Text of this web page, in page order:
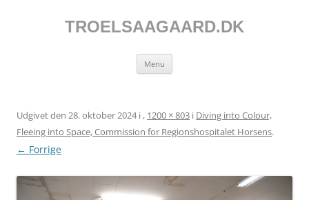
TROELSAAGAARD.DK
Menu
Udgivet den 28. oktober 2024i , 1200 × 803 i Diving into Colour,
Fleeing into Space, Commission for Regionshospitalet Horsens.
← Forrige